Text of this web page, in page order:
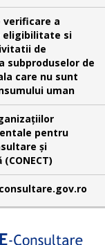
verificare a
eligibilitate si
de
subproduselor de
care nu sunt
uman
pentru
și